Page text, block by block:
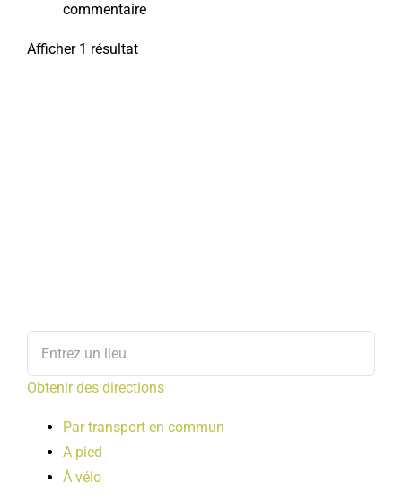
commentaire
Afficher 1 résultat
Obtenir des directions
Par transport en commun
A pied
À vélo